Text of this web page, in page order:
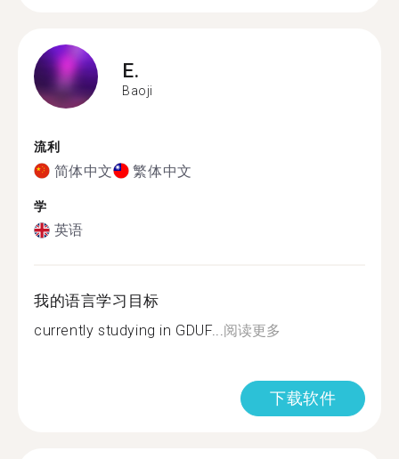
E.
Baoji
流利
简体中文 繁体中文
学
英语
我的语言学习目标
currently studying in GDUF...阅读更多
下载软件